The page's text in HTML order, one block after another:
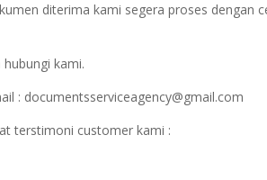
diterima kami segera proses dengan
kami.
: documentsserviceagency@gmail.com
terstimoni customer kami :